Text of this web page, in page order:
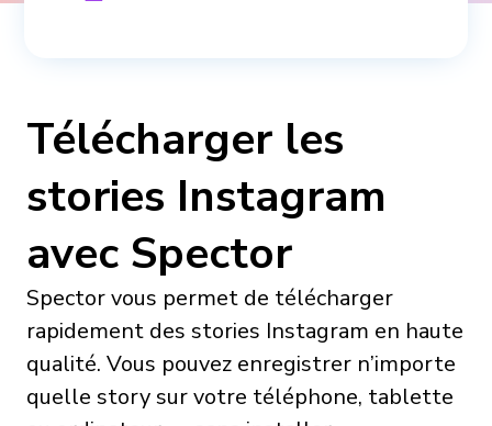
Télécharger les
stories Instagram
avec Spector
Spector vous permet de télécharger
rapidement des stories Instagram en haute
qualité. Vous pouvez enregistrer n’importe
quelle story sur votre téléphone, tablette